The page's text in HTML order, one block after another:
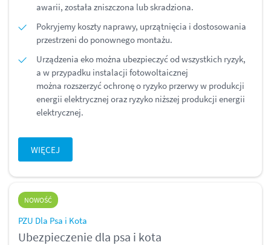
awarii, została zniszczona lub skradziona.
Pokryjemy koszty naprawy, uprzątnięcia i dostosowania
przestrzeni do ponownego montażu.
Urządzenia eko można ubezpieczyć od wszystkich ryzyk,
a w przypadku instalacji fotowoltaicznej
można rozszerzyć ochronę o ryzyko przerwy w produkcji
energii elektrycznej oraz ryzyko niższej produkcji energii
elektrycznej.
WIĘCEJ
NOWOŚĆ
PZU Dla Psa i Kota
Ubezpieczenie dla psa i kota